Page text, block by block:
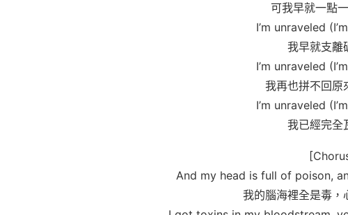
可我早就一點
I’m unraveled
我早就支離
I’m unraveled
我再也拼不回原
I’m unraveled
我已經完全
And my head is full of poison,
我的腦海裡全是毒，